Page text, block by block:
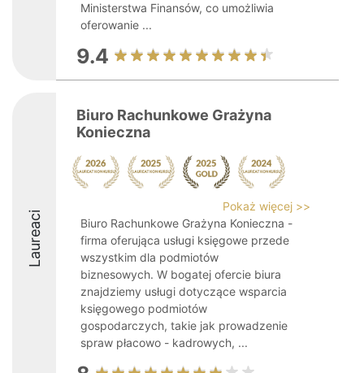
Ministerstwa Finansów, co umożliwia
oferowanie ...
9.4
Laureaci
Biuro Rachunkowe Grażyna
Konieczna
Pokaż więcej >>
Biuro Rachunkowe Grażyna Konieczna -
firma oferująca usługi księgowe przede
wszystkim dla podmiotów
biznesowych. W bogatej ofercie biura
znajdziemy usługi dotyczące wsparcia
księgowego podmiotów
gospodarczych, takie jak prowadzenie
spraw płacowo - kadrowych, ...